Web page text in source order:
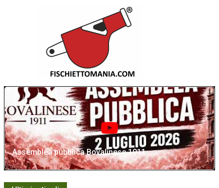
Assemblea pubblica Bovalinese 1911